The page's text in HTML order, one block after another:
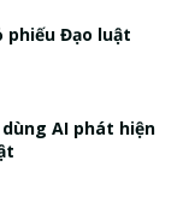
phiếu Đạo luật
AI phát hiện